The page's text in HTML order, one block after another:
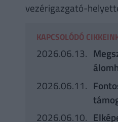
vezérigazgató-
KAPCSOLÓDÓ
2026.06.13.
2026.06.11.
2026.06.10.